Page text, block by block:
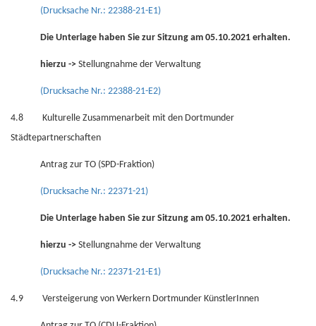
(Drucksache Nr.: 22388-21-E1)
Die Unterlage haben Sie zur Sitzung am 05.10.2021 erhalten.
hierzu -> Stellungnahme der Verwaltung
(Drucksache Nr.: 22388-21-E2)
4.8 Kulturelle Zusammenarbeit mit den Dortmunder
Städtepartnerschaften
Antrag zur TO (SPD-Fraktion)
(Drucksache Nr.: 22371-21)
Die Unterlage haben Sie zur Sitzung am 05.10.2021 erhalten.
hierzu -> Stellungnahme der Verwaltung
(Drucksache Nr.: 22371-21-E1)
4.9 Versteigerung von Werkern Dortmunder KünstlerInnen